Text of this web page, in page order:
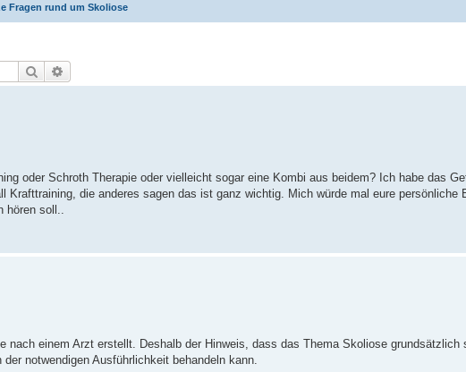
Fragen rund um Skoliose
Suche
oder Schroth Therapie oder vielleicht sogar eine Kombi aus beidem? Ich habe das
Krafttraining, die anderes sagen das ist ganz wichtig. Mich würde mal eure persönliche
hören soll..
nach einem Arzt erstellt. Deshalb der Hinweis, dass das Thema Skoliose grundsätzlich
notwendigen Ausführlichkeit behandeln kann.